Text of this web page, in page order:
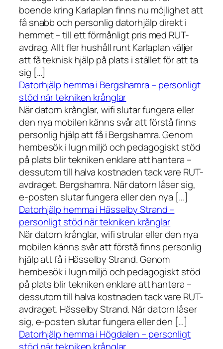
boende kring Karlaplan finns nu möjlighet att
få snabb och personlig datorhjälp direkt i
hemmet – till ett förmånligt pris med RUT-
avdrag. Allt fler hushåll runt Karlaplan väljer
att få teknisk hjälp på plats i stället för att ta
sig […]
Datorhjälp hemma i Bergshamra – personligt
stöd när tekniken krånglar
När datorn krånglar, wifi slutar fungera eller
den nya mobilen känns svår att förstå finns
personlig hjälp att få i Bergshamra. Genom
hembesök i lugn miljö och pedagogiskt stöd
på plats blir tekniken enklare att hantera –
dessutom till halva kostnaden tack vare RUT-
avdraget. Bergshamra. När datorn låser sig,
e-posten slutar fungera eller den nya […]
Datorhjälp hemma i Hässelby Strand –
personligt stöd när tekniken krånglar
När datorn krånglar, wifi strular eller den nya
mobilen känns svår att förstå finns personlig
hjälp att få i Hässelby Strand. Genom
hembesök i lugn miljö och pedagogiskt stöd
på plats blir tekniken enklare att hantera –
dessutom till halva kostnaden tack vare RUT-
avdraget. Hässelby Strand. När datorn låser
sig, e-posten slutar fungera eller den […]
Datorhjälp hemma i Högdalen – personligt